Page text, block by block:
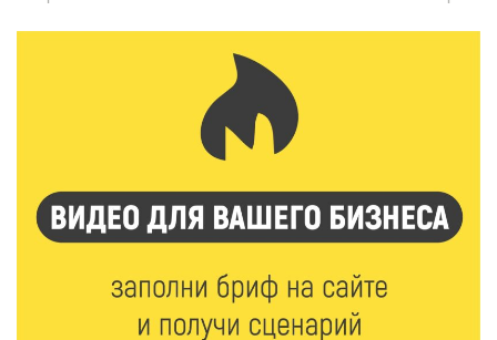
добавок, повышающие продуктивность
Мультфильм своими руками: в Твери дети сняли
6 Авг 2026 13:38 239
Виталий Королев: Тверская область станет
спортивной столицей России